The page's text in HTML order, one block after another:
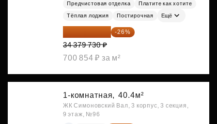
Предчистовая отделка
Платите как хотите
Тёплая лоджия Постирочная Ещё
25 441 000 ₽ -26%
34 379 730 ₽
700 854 ₽ за м²
1-комнатная, 40.4м²
ЖК Симоновский Вал, 3 корпус, 3 секция,
9 этаж, №96